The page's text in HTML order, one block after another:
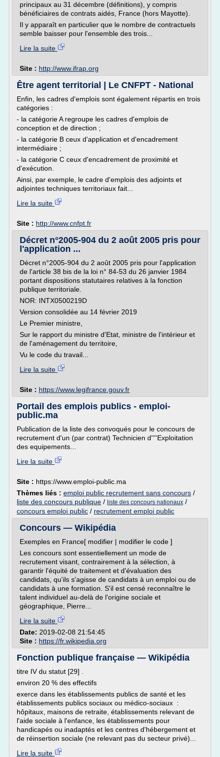
principaux au 31 décembre (définitions), y compris
bénéficiaires de contrats aidés, France (hors Mayotte).
Il y apparaît en particulier que le nombre de contractuels
semble baisser pour l'ensemble des trois...
Lire la suite
Site : http://www.ifrap.org
Être agent territorial | Le CNFPT - National
Enfin, les cadres d'emplois sont également répartis en trois
catégories :
- la catégorie A regroupe les cadres d'emplois de
conception et de direction ;
- la catégorie B ceux d'application et d'encadrement
intermédiaire ;
- la catégorie C ceux d'encadrement de proximité et
d'exécution.
Ainsi, par exemple, le cadre d'emplois des adjoints et
adjointes techniques territoriaux fait...
Lire la suite
Site : http://www.cnfpt.fr
Décret n°2005-904 du 2 août 2005 pris pour
l'application ...
Décret n°2005-904 du 2 août 2005 pris pour l'application
de l'article 38 bis de la loi n° 84-53 du 26 janvier 1984
portant dispositions statutaires relatives à la fonction
publique territoriale.
NOR: INTX0500219D
Version consolidée au 14 février 2019
Le Premier ministre,
Sur le rapport du ministre d'Etat, ministre de l'intérieur et
de l'aménagement du territoire,
Vu le code du travail...
Lire la suite
Site : https://www.legifrance.gouv.fr
Portail des emplois publics - emploi-
public.ma
Publication de la liste des convoqués pour le concours de
recrutement d'un (par contrat) Technicien d''''Exploitation
des equipements...
Lire la suite
Site : https://www.emploi-public.ma
Thèmes liés : emploi public recrutement sans concours /
liste des concours publique / liste des concours nationaux /
concours emploi public / recrutement emploi public
Concours — Wikipédia
Exemples en France[ modifier | modifier le code ]
Les concours sont essentiellement un mode de
recrutement visant, contrairement à la sélection, à
garantir l'équité de traitement et d'évaluation des
candidats, qu'ils s'agisse de candidats à un emploi ou de
candidats à une formation. S'il est censé reconnaître le
talent individuel au-delà de l'origine sociale et
géographique, Pierre...
Lire la suite
Date: 2019-02-08 21:54:45
Site : https://fr.wikipedia.org
Fonction publique française — Wikipédia
titre IV du statut [29] .
environ 20 % des effectifs
exerce dans les établissements publics de santé et les
établissements publics sociaux ou médico-sociaux :
hôpitaux, maisons de retraite, établissements relevant de
l'aide sociale à l'enfance, les établissements pour
handicapés ou inadaptés et les centres d'hébergement et
de réinsertion sociale (ne relevant pas du secteur privé)...
Lire la suite